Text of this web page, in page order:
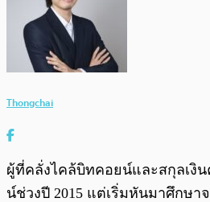
Thongchai
ผู้ที่คลั่งไคล้บิทคอยน์และสกุลเงิ
น์ช่วงปี 2015 แต่เริ่มหันมาศึกษา